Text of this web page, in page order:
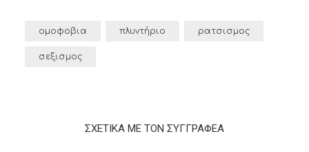
ομοφοβια πλυντήριο ρατσισμος
σεξισμος
ΣΧΕΤΙΚΑ ΜΕ ΤΟΝ ΣΥΓΓΡΑΦΕΑ